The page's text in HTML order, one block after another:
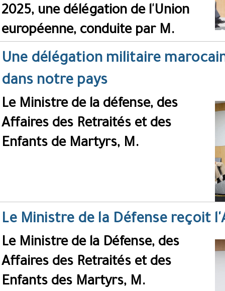
2025, une délégation de l'Union
européenne, conduite par M.
Une délégation militaire
dans notre pays
Le Ministre de la défense, des
Affaires des Retraités et des
Enfants de Martyrs, M.
Le Ministre de la Défense reçoit
Le Ministre de la Défense, des
Affaires des Retraités et des
Enfants des Martyrs, M.